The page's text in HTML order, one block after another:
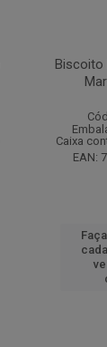
Biscoito
Caixa
EAN: